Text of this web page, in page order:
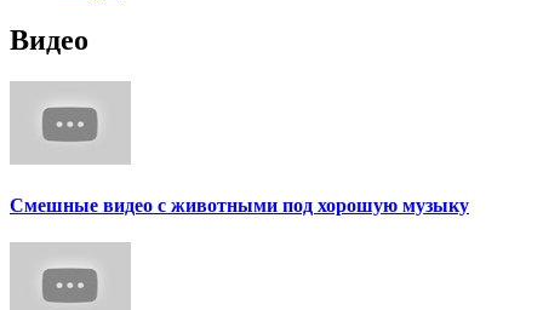
Видео
Смешные видео с животными под хорошую музыку